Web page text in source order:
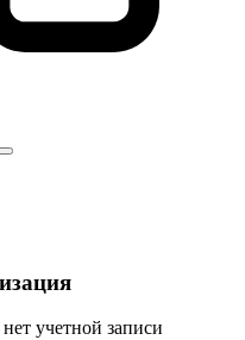
учетной записи